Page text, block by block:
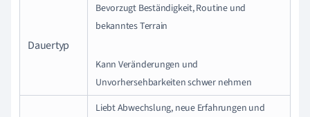
Dauertyp
Bevorzugt Beständigkeit, Routine und
bekanntes Terrain
Kann Veränderungen und
Unvorhersehbarkeiten schwer nehmen
Liebt Abwechslung, neue Erfahrungen und